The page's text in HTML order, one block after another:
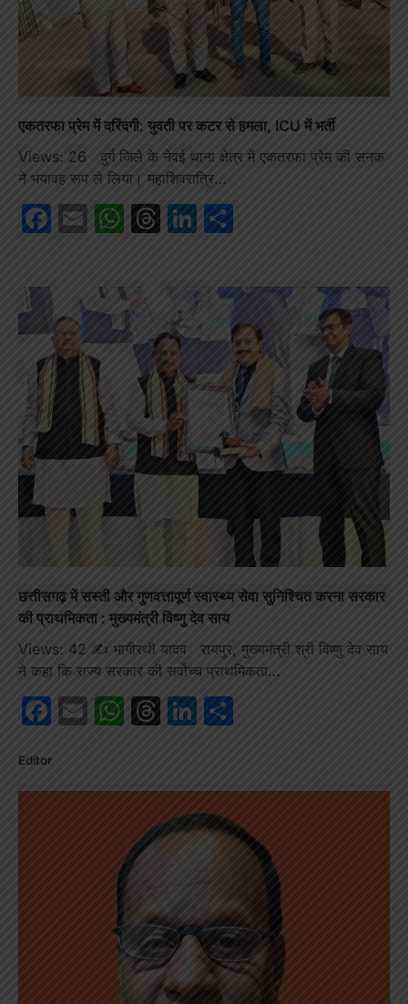
एकतरफा प्रेम में दरिंदगी: युवती पर कटर से हमला, ICU में भर्ती
Views: 26 दुर्ग जिले के नेवई थाना क्षेत्र में एकतरफा प्रेम की सनक
ने भयावह रूप ले लिया। महाशिवरात्रि…
Facebook
EmailWhatsApp
Threads
LinkedIn
छत्तीसगढ़ में सस्ती और गुणवत्तापूर्ण स्वास्थ्य सेवा सुनिश्चित करना सरकार
की प्राथमिकता : मुख्यमंत्री विष्णु देव साय
Views: 42 ✍️ भागीरथी यादव रायपुर, मुख्यमंत्री श्री विष्णु देव साय
ने कहा कि राज्य सरकार की सर्वोच्च प्राथमिकता…
Facebook
EmailWhatsApp
Threads
LinkedIn
Editor